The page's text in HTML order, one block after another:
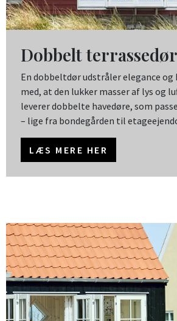
Dobbelt terrassedør
En dobbeltdør udstråler elegance
med, at den lukker masser af lys og
leverer dobbelte havedøre, som
– lige fra bondegården til
LÆS MERE HER